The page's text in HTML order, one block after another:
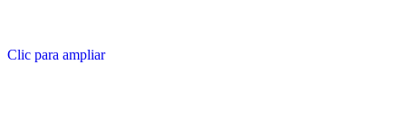
Clic para ampliar